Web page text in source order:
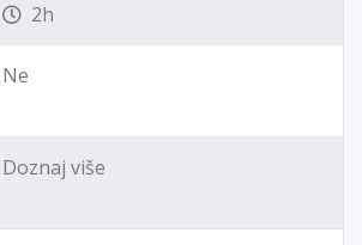
2h
Ne
Doznaj više